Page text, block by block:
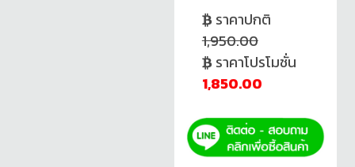
ราคาปกติ
1,950.00
ราคาโปรโมชั่น
1,850.00